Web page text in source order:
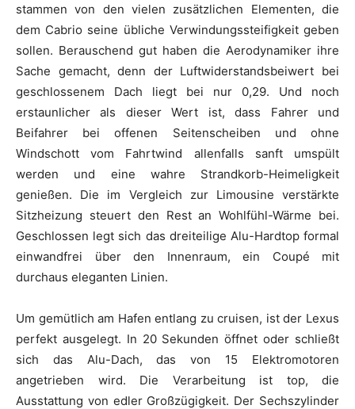
stammen von den vielen zusätzlichen Elementen, die
dem Cabrio seine übliche Verwindungssteifigkeit geben
sollen. Berauschend gut haben die Aerodynamiker ihre
Sache gemacht, denn der Luftwiderstandsbeiwert bei
geschlossenem Dach liegt bei nur 0,29. Und noch
erstaunlicher als dieser Wert ist, dass Fahrer und
Beifahrer bei offenen Seitenscheiben und ohne
Windschott vom Fahrtwind allenfalls sanft umspült
werden und eine wahre Strandkorb-Heimeligkeit
genießen. Die im Vergleich zur Limousine verstärkte
Sitzheizung steuert den Rest an Wohlfühl-Wärme bei.
Geschlossen legt sich das dreiteilige Alu-Hardtop formal
einwandfrei über den Innenraum, ein Coupé mit
durchaus eleganten Linien.
Um gemütlich am Hafen entlang zu cruisen, ist der Lexus
perfekt ausgelegt. In 20 Sekunden öffnet oder schließt
sich das Alu-Dach, das von 15 Elektromotoren
angetrieben wird. Die Verarbeitung ist top, die
Ausstattung von edler Großzügigkeit. Der Sechszylinder